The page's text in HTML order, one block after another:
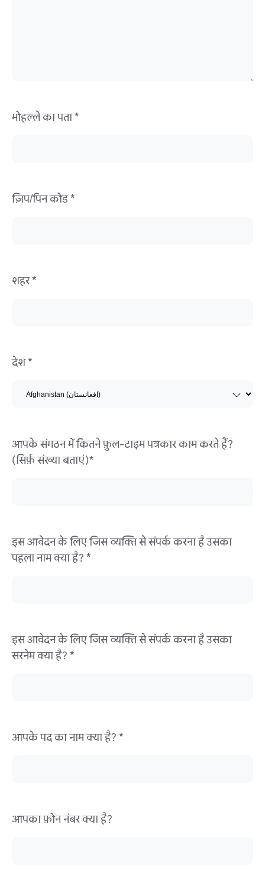
मोहल्ले का पता *
ज़िप/पिन कोड *
शहर *
देश *
आपके संगठन में कितने फ़ुल-टाइम पत्रकार काम करते हैं?
(सिर्फ़ संख्या बताएं)*
इस आवेदन के लिए जिस व्यक्ति से संपर्क करना है उसका
पहला नाम क्या है? *
इस आवेदन के लिए जिस व्यक्ति से संपर्क करना है उसका
सरनेम क्या है? *
आपके पद का नाम क्या है? *
आपका फ़ोन नंबर क्या है?